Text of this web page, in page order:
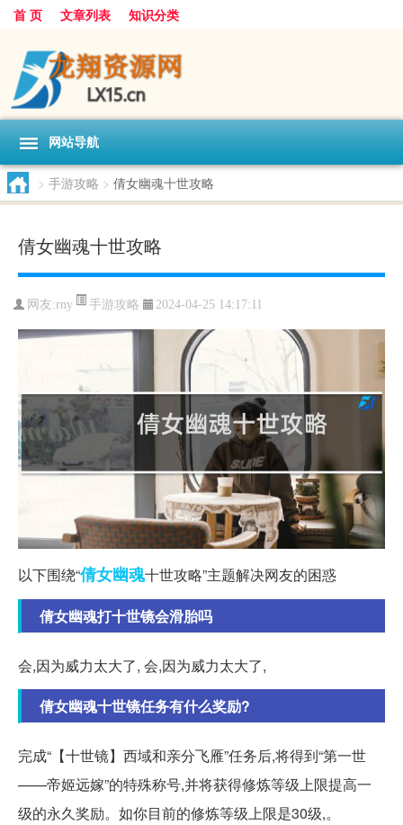
首 页 文章列表 知识分类
网站导航
> 手游攻略 > 倩女幽魂十世攻略
倩女幽魂十世攻略
网友:rny 手游攻略 2024-04-25 14:17:11
以下围绕“倩女幽魂十世攻略”主题解决网友的困惑
倩女幽魂打十世镜会滑胎吗
会,因为威力太大了, 会,因为威力太大了,
倩女幽魂十世镜任务有什么奖励?
完成“【十世镜】西域和亲分飞雁”任务后,将得到“第一世
——帝姬远嫁”的特殊称号,并将获得修炼等级上限提高一
级的永久奖励。如你目前的修炼等级上限是30级,。